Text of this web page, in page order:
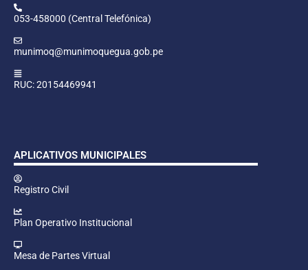
053-458000 (Central Telefónica)
munimoq@munimoquegua.gob.pe
RUC: 20154469941
APLICATIVOS MUNICIPALES
Registro Civil
Plan Operativo Institucional
Mesa de Partes Virtual